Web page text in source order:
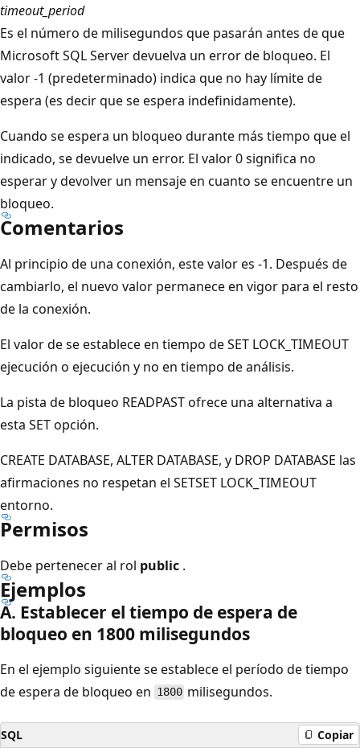
timeout_period
Es el número de milisegundos que pasarán antes de que
Microsoft SQL Server devuelva un error de bloqueo. El
valor -1 (predeterminado) indica que no hay límite de
espera (es decir que se espera indefinidamente).
Cuando se espera un bloqueo durante más tiempo que el
indicado, se devuelve un error. El valor 0 significa no
esperar y devolver un mensaje en cuanto se encuentre un
bloqueo.
Comentarios
Al principio de una conexión, este valor es -1. Después de
cambiarlo, el nuevo valor permanece en vigor para el resto
de la conexión.
El valor de se establece en tiempo de SET LOCK_TIMEOUT
ejecución o ejecución y no en tiempo de análisis.
La pista de bloqueo READPAST ofrece una alternativa a
esta SET opción.
CREATE DATABASE, ALTER DATABASE, y DROP DATABASE las
afirmaciones no respetan el SETSET LOCK_TIMEOUT
entorno.
Permisos
Debe pertenecer al rol public .
Ejemplos
A. Establecer el tiempo de espera de
bloqueo en 1800 milisegundos
En el ejemplo siguiente se establece el período de tiempo
de espera de bloqueo en 1800 milisegundos.
SQL Copiar